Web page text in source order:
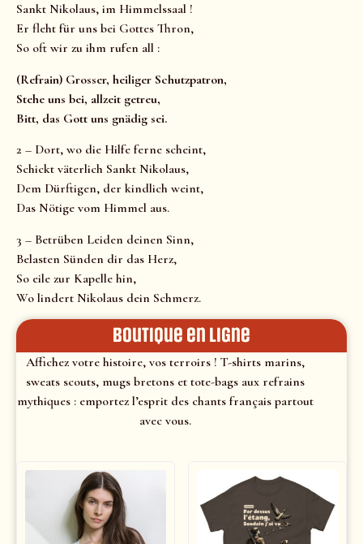
Sankt Nikolaus, im Himmelssaal !
Er fleht für uns bei Gottes Thron,
So oft wir zu ihm rufen all :
(Refrain) Grosser, heiliger Schutzpatron,
Stehe uns bei, allzeit getreu,
Bitt, das Gott uns gnädig sei.
2 – Dort, wo die Hilfe ferne scheint,
Schickt väterlich Sankt Nikolaus,
Dem Dürftigen, der kindlich weint,
Das Nötige vom Himmel aus.
3 – Betrüben Leiden deinen Sinn,
Belasten Sünden dir das Herz,
So eile zur Kapelle hin,
Wo lindert Nikolaus dein Schmerz.
Boutique en ligne
Affichez votre histoire, vos terroirs ! T-shirts marins,
sweats scouts, mugs bretons et tote-bags aux refrains
mythiques : emportez l’esprit des chants français partout
avec vous.